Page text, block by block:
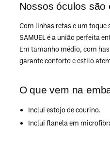
Nossos óculos são
Com linhas retas e um toque
SAMUEL é a união perfeita
Em tamanho médio, com
garante conforto e estilo
O que vem na
Inclui estojo de courino.
Inclui flanela em